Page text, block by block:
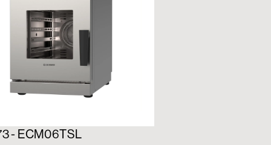
- ECM06TSL